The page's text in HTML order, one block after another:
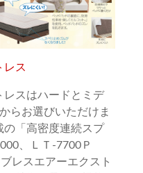
レス
レスはハードとミデ
らお選びいただけま
の「高密度連続スプ
、ＬＴ-7700Ｐ
レスエアーエクスト